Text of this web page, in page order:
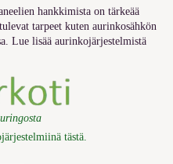
hankkimista on tärkeää
tarpeet kuten aurinkosähkön
Lue lisää aurinkojärjestelmistä
tästä.